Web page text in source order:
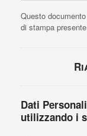
Questo
di stampa
Dati
utilizzando i